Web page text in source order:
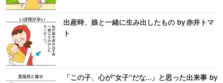
出産時、娘と一緒に生み出したもの by 赤井トマ
ト
「この子、心が”女子”だな…」と思った出来事 by